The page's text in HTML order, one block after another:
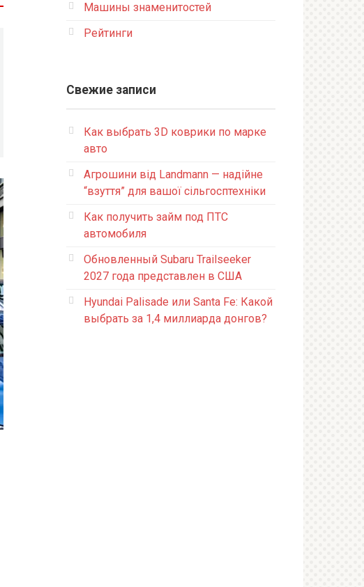
Машины знаменитостей
Рейтинги
Свежие записи
Как выбрать 3D коврики по марке
авто
Агрошини від Landmann — надійне
“взуття” для вашої сільгосптехніки
Как получить займ под ПТС
автомобиля
Обновленный Subaru Trailseeker
2027 года представлен в США
Hyundai Palisade или Santa Fe: Какой
выбрать за 1,4 миллиарда донгов?